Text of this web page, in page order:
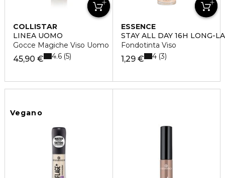
COLLISTAR
LINEA UOMO
Gocce Magiche Viso Uomo
45,90 € 4.6 5
ESSENCE
STAY ALL DAY 16H LONG-
Fondotinta Viso
1,29 € 4 3
Vegano